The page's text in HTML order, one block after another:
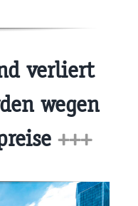
verliert
wegen
+++